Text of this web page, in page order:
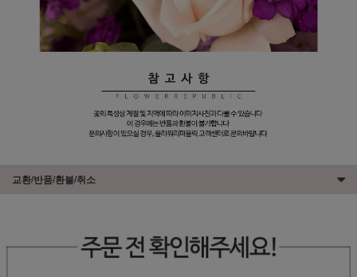
교환/반품/환불/취소